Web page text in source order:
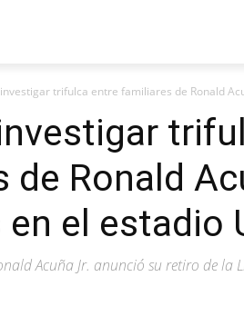
trifulca entre familiares de Ronald
de Ronald
el estadio
Acuña Jr. anunció su retiro de la